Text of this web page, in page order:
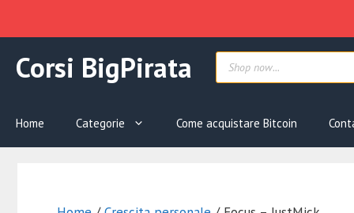
contenuto
Corsi BigPirata Products
search
Home Categorie Come acquistare Bitcoin